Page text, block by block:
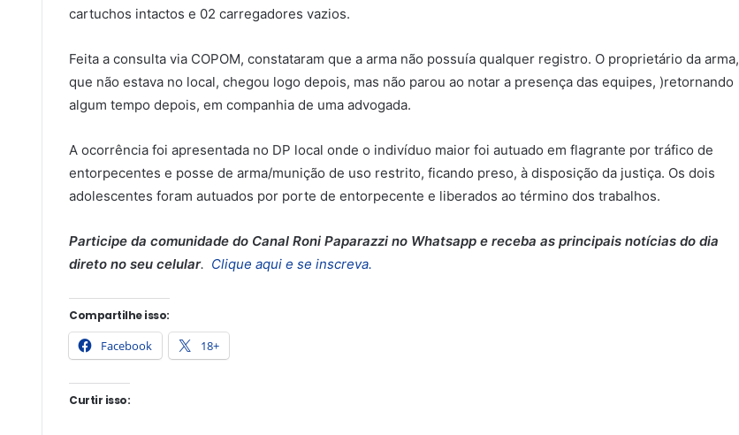
cartuchos intactos e 02 carregadores vazios.
Feita a consulta via COPOM, constataram que a arma não possuía qualquer registro. O proprietário da arma,
que não estava no local, chegou logo depois, mas não parou ao notar a presença das equipes, )retornando
algum tempo depois, em companhia de uma advogada.
A ocorrência foi apresentada no DP local onde o indivíduo maior foi autuado em flagrante por tráfico de
entorpecentes e posse de arma/munição de uso restrito, ficando preso, à disposição da justiça. Os dois
adolescentes foram autuados por porte de entorpecente e liberados ao término dos trabalhos.
Participe da comunidade do Canal Roni Paparazzi no Whatsapp e receba as principais notícias do dia
direto no seu celular. Clique aqui e se inscreva.
Compartilhe isso:
Facebook 18+
Curtir isso: